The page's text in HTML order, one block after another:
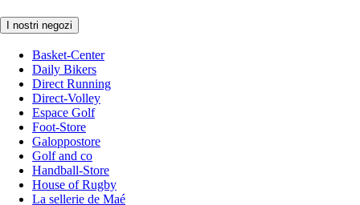
I nostri negozi
Basket-Center
Daily Bikers
Direct Running
Direct-Volley
Espace Golf
Foot-Store
Galoppostore
Golf and co
Handball-Store
House of Rugby
La sellerie de Maé